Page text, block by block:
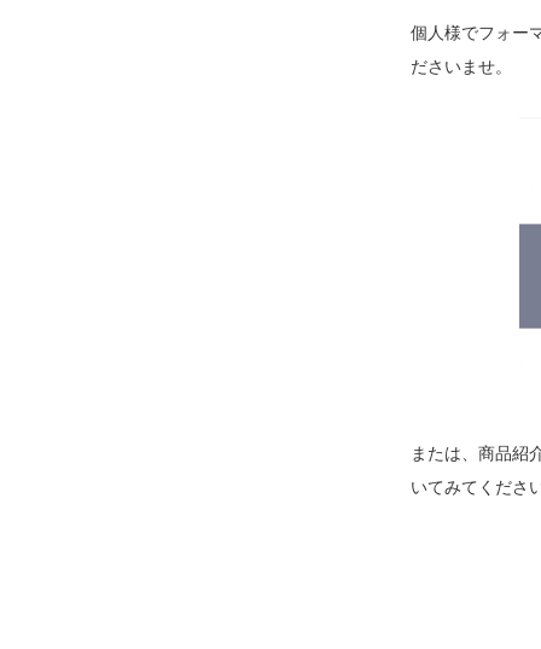
個人様でフォー
ださいませ。
または、商品紹
いてみてくださ